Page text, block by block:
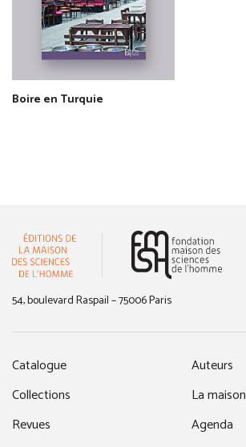
Boire en Turquie
54, boulevard Raspail – 75006 Paris
Catalogue
Collections
Revues
Auteurs
La maison
Agenda